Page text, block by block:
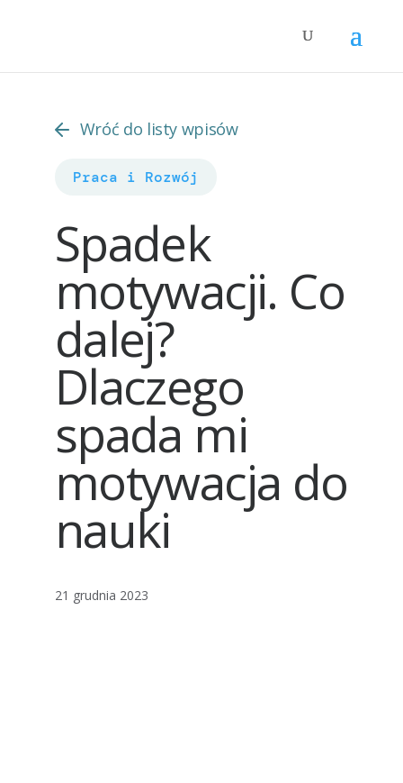
Wróć do listy wpisów
Praca i Rozwój
Spadek
motywacji. Co
dalej?
Dlaczego
spada mi
motywacja do
nauki
21 grudnia 2023